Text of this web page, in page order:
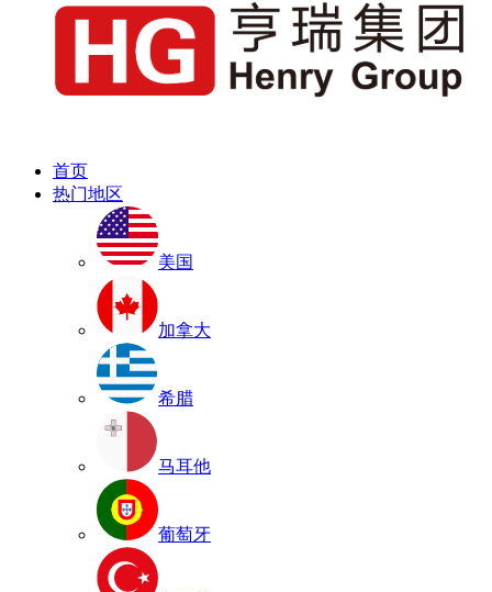
首页
热门地区
美国
加拿大
希腊
马耳他
葡萄牙